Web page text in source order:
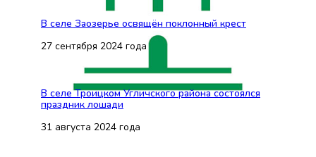
В селе Заозерье освящён поклонный крест
27 сентября 2024 года
В селе Троицком Угличского района состоялся
праздник лошади
31 августа 2024 года